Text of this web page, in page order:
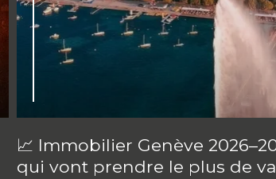
📈 Immobilier Genève
qui vont prendre le plus de